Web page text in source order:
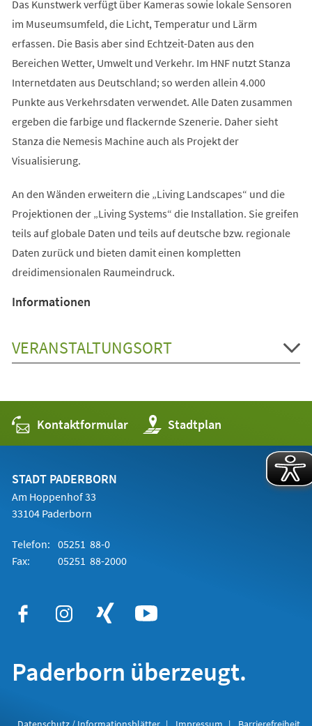
Das Kunstwerk verfügt über Kameras sowie lokale Sensoren
im Museumsumfeld, die Licht, Temperatur und Lärm
erfassen. Die Basis aber sind Echtzeit-Daten aus den
Bereichen Wetter, Umwelt und Verkehr. Im HNF nutzt Stanza
Internetdaten aus Deutschland; so werden allein 4.000
Punkte aus Verkehrsdaten verwendet. Alle Daten zusammen
ergeben die farbige und flackernde Szenerie. Daher sieht
Stanza die Nemesis Machine auch als Projekt der
Visualisierung.
An den Wänden erweitern die „Living Landscapes“ und die
Projektionen der „Living Systems“ die Installation. Sie greifen
teils auf globale Daten und teils auf deutsche bzw. regionale
Daten zurück und bieten damit einen kompletten
dreidimensionalen Raumeindruck.
Informationen
VERANSTALTUNGSORT
Kontaktformular Stadtplan
(Öffnet
in
einem
STADT PADERBORN
Am Hoppenhof 33
33104 Paderborn
Telefon: 05251 88-0
Fax:
05251 88-2000
Paderborn überzeugt.